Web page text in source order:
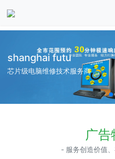
shanghai futu
芯片级电脑维修技术服务商
广告
- 服务创造价值